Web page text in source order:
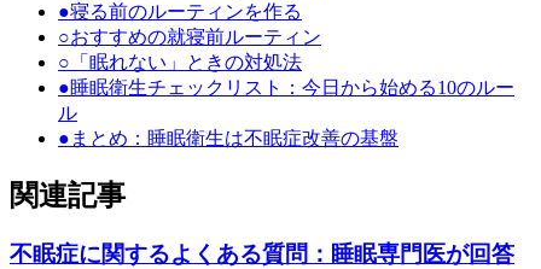
●寝る前のルーティンを作る
○おすすめの就寝前ルーティン
○ 「眠れない」ときの対処法
●睡眠衛生チェックリスト：今日から始める10のルー
ル
● まとめ：睡眠衛生は不眠症改善の基盤
関連記事
不眠症に関するよくある質問：睡眠専門医が回答